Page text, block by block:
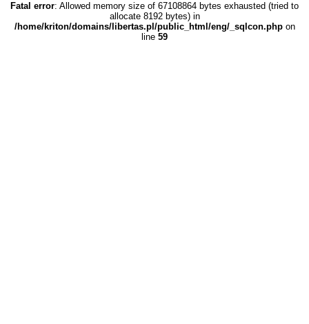
Fatal error: Allowed memory size of 67108864 bytes exhausted (tried to
allocate 8192 bytes) in
/home/kriton/domains/libertas.pl/public_html/eng/_sqlcon.phpon
line 59